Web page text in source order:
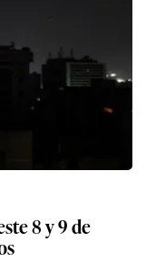
8 y 9 de